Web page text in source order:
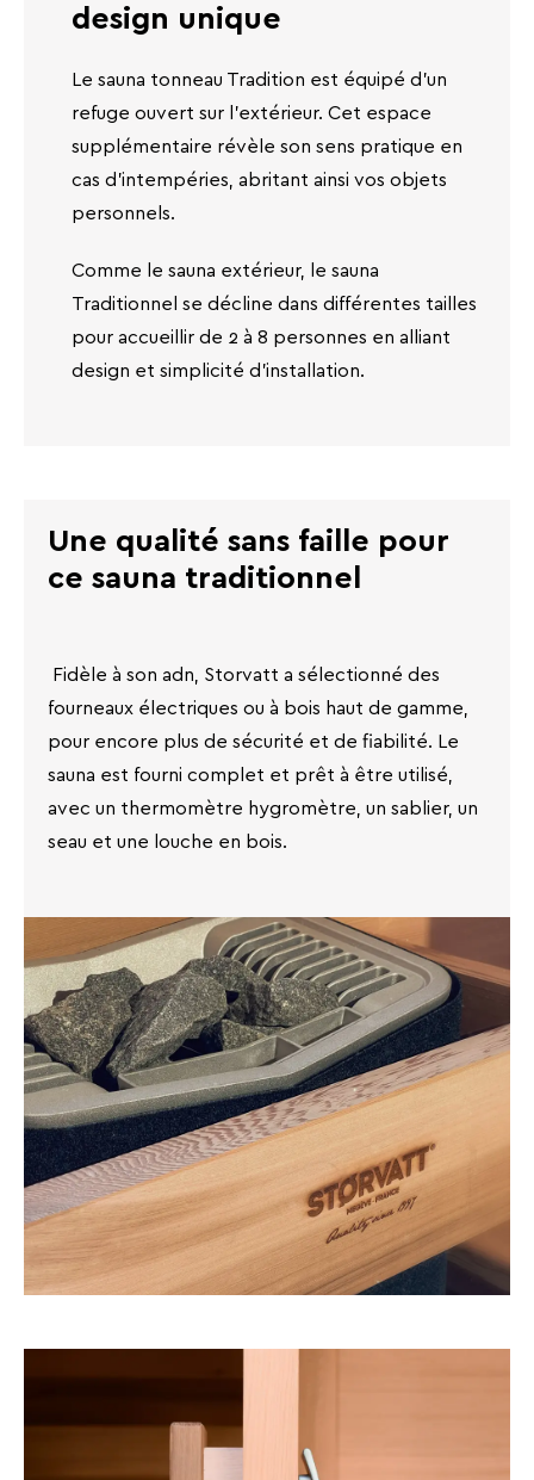
design unique
Le sauna tonneau Tradition est équipé d’un
refuge ouvert sur l’extérieur. Cet espace
supplémentaire révèle son sens pratique en
cas d’intempéries, abritant ainsi vos objets
personnels.
Comme le sauna extérieur, le sauna
Traditionnel se décline dans différentes tailles
pour accueillir de 2 à 8 personnes en alliant
design et simplicité d’installation.
Une qualité sans faille pour
ce sauna traditionnel
Fidèle à son adn, Storvatt a sélectionné des
fourneaux électriques ou à bois haut de gamme,
pour encore plus de sécurité et de fiabilité. Le
sauna est fourni complet et prêt à être utilisé,
avec un thermomètre hygromètre, un sablier, un
seau et une louche en bois.